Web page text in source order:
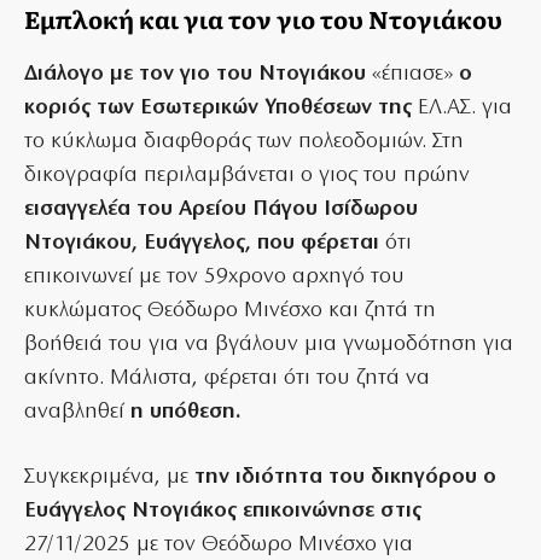
Εμπλοκή και για τον γιο του Ντογιάκου
Διάλογο με τον γιο του Ντογιάκου «έπιασε» ο
κοριός των Εσωτερικών Υποθέσεων της ΕΛ.ΑΣ. για
το κύκλωμα διαφθοράς των πολεοδομιών. Στη
δικογραφία περιλαμβάνεται ο γιος του πρώην
εισαγγελέα του Αρείου Πάγου Ισίδωρου
Ντογιάκου, Ευάγγελος, που φέρεται ότι
επικοινωνεί με τον 59χρονο αρχηγό του
κυκλώματος Θεόδωρο Μινέσχο και ζητά τη
βοήθειά του για να βγάλουν μια γνωμοδότηση για
ακίνητο. Μάλιστα, φέρεται ότι του ζητά να
αναβληθεί η υπόθεση.
Συγκεκριμένα, με την ιδιότητα του δικηγόρου ο
Ευάγγελος Ντογιάκος επικοινώνησε στις
27/11/2025 με τον Θεόδωρο Μινέσχο για